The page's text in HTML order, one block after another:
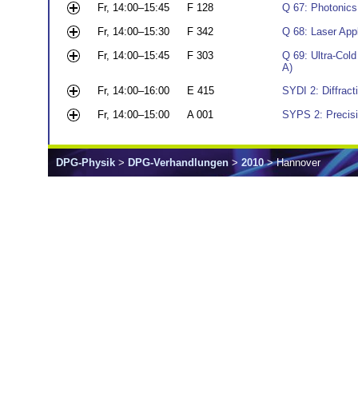
Fr, 14:00–15:45
F 128
Q 67:
Fr, 14:00–15:30
F 342
Q 68: Laser
Fr, 14:00–15:45
F 303
Q 69: Ultra-
A)
Fr, 14:00–16:00
E 415
SYDI 2:
Fr, 14:00–15:00
A 001 SYPS 2:
DPG-Physik > DPG-Verhandlungen > 2010> Hannover